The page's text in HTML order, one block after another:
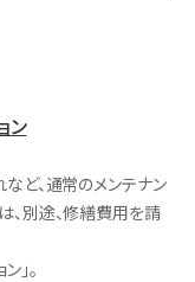
ン
ど、通常のメンテナン
、別途、修繕費用を請
」。